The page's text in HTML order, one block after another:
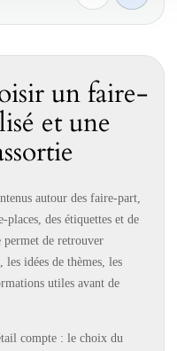
un faire-
et une
autour des faire-part,
places, des étiquettes et de
permet de retrouver
idées de thèmes, les
utiles avant de
compte : le choix du